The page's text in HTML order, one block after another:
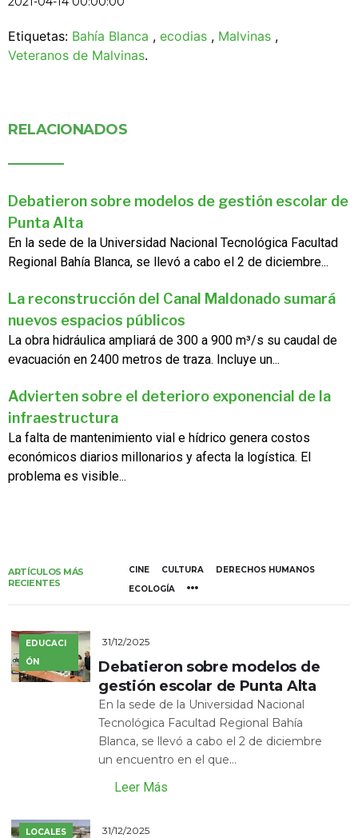
Etiquetas: Bahía Blanca , ecodias , Malvinas ,
Veteranos de Malvinas.
RELACIONADOS
Debatieron sobre modelos de gestión escolar de
Punta Alta
En la sede de la Universidad Nacional Tecnológica Facultad
Regional Bahía Blanca, se llevó a cabo el 2 de diciembre...
La reconstrucción del Canal Maldonado sumará
nuevos espacios públicos
La obra hidráulica ampliará de 300 a 900 m³/s su caudal de
evacuación en 2400 metros de traza. Incluye un...
Advierten sobre el deterioro exponencial de la
infraestructura
La falta de mantenimiento vial e hídrico genera costos
económicos diarios millonarios y afecta la logística. El
problema es visible...
ARTÍCULOS MÁS
RECIENTES
CINE CULTURA
DERECHOS HUMANOS
ECOLOGÍA
EDUCACI
ÓN
31/12/2025
Debatieron sobre modelos de
gestión escolar de Punta Alta
En la sede de la Universidad Nacional
Tecnológica Facultad Regional Bahía
Blanca, se llevó a cabo el 2 de diciembre
un encuentro en el que...
Leer Más
LOCALES 31/12/2025